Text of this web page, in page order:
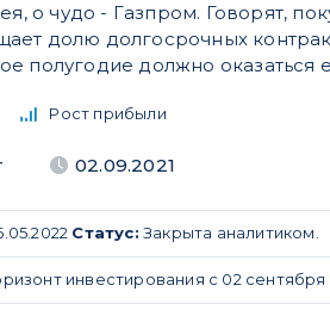
о чудо - Газпром. Говорят,
долю долгосрочных
полугодие должно оказаться
Рост прибыли
02.09.2021
Статус: Закрыта аналитиком.
инвестирования с 02 сентября